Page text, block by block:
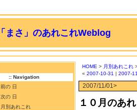
「まさ」のあれこれWeblog
:: Navigation
前の 日
次の 日
月別あれこれ
HOME > 月別あれこれ
« 2007-10-31 | 2007-
2007/11/01>
１０月のあ